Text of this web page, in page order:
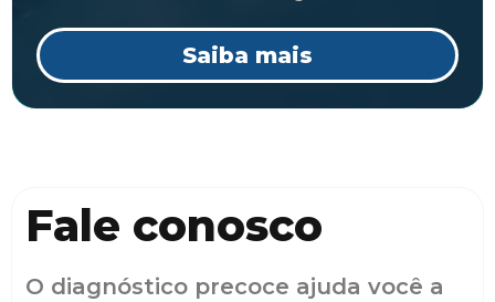
Saiba mais
Fale conosco
O diagnóstico precoce ajuda você a